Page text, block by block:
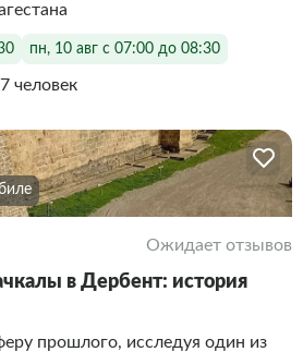
пн, 10 авг с 07:00 до 08:30
человек
Ожидает отзывов
в Дербент: история
прошлого, исследуя один из